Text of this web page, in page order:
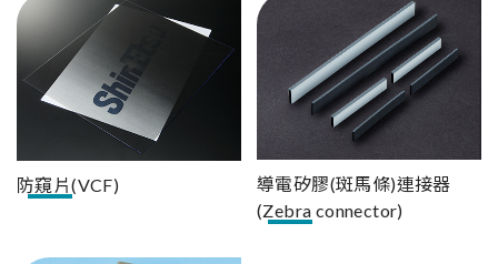
防窺片(VCF)
導電矽膠(斑馬條)連接器
(Zebra connector)